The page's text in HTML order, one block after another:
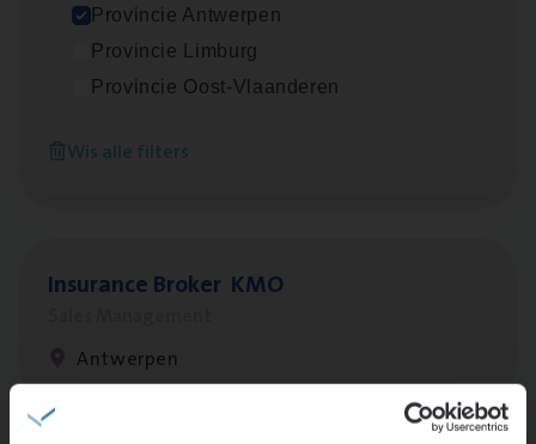
Provincie Antwerpen
Provincie Limburg
Provincie Oost-Vlaanderen
Wis alle filters
Cor­po­ra­te Insu­ran­ce Bro­ker Property
Antwerpen
Insu­ran­ce Bro­ker KMO
Antwerpen